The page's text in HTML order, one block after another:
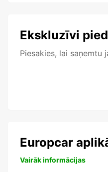
Ekskluzīvi
Piesakies, lai saņemtu
Europcar
Vairāk informācijas